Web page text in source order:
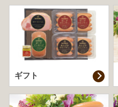
ギフト